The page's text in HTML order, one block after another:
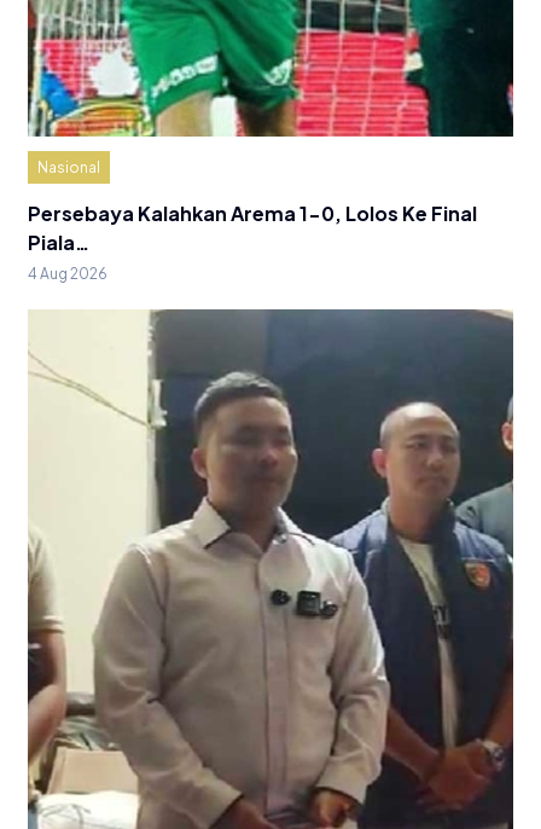
Nasional
Persebaya Kalahkan Arema 1-0, Lolos Ke Final
Piala…
4 Aug 2026